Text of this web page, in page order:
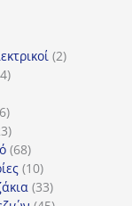
22
44
776
προϊόντα
23
προϊόντα
6868
προϊόντα
1010
προϊόντα
3333